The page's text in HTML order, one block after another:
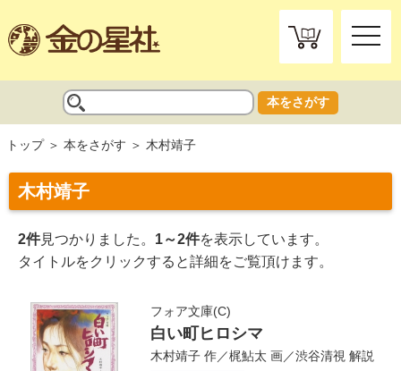
toggle
本をさがす
トップ 本をさがす 木村靖子
木村靖子
2件見つかりました。 1～2件を表示しています。
タイトルをクリックすると詳細をご覧頂けます。
フォア文庫(C)
白い町ヒロシマ
木村靖子 作／梶鮎太 画／渋谷清視 解説